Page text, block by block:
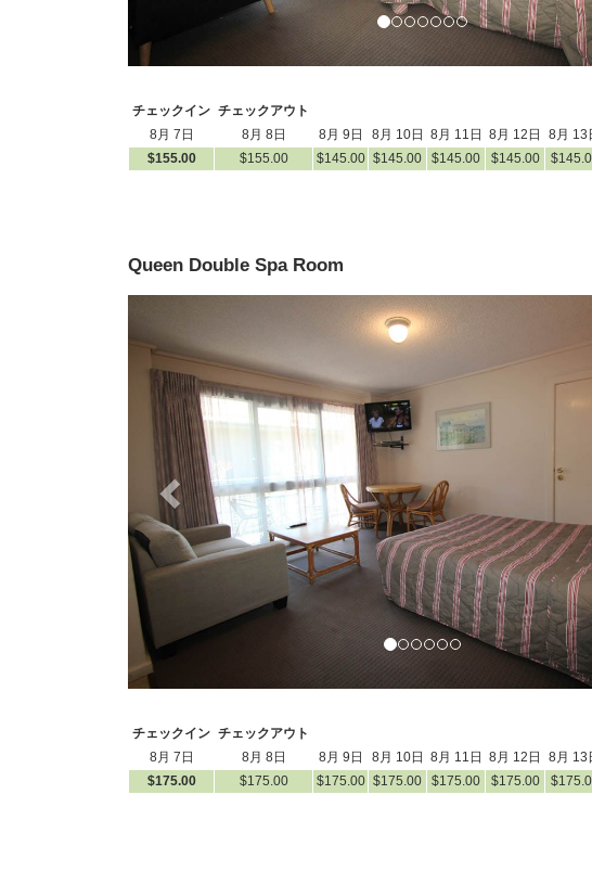
チェックイン チェックアウト
8月 7日
8月 8日 8月 9日 8月 10日 8月 11日 8月 12日 8月 13
$155.00 $155.00 $145.00 $145.00 $145.00 $145.00 $145
Queen Double Spa Room
チェックイン チェックアウト
8月 7日
8月 8日 8月 9日 8月 10日 8月 11日 8月 12日 8月 13
$175.00 $175.00 $175.00 $175.00 $175.00 $175.00 $175